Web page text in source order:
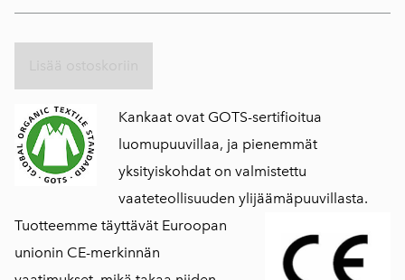
Kankaat ovat GOTS-sertifioitua
luomupuuvillaa, ja pienemmät
yksityiskohdat on valmistettu
vaateteollisuuden ylijäämäpuuvillasta.
Tuotteemme täyttävät Euroopan
unionin CE-merkinnän